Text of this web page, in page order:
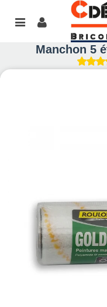
Manchon 5